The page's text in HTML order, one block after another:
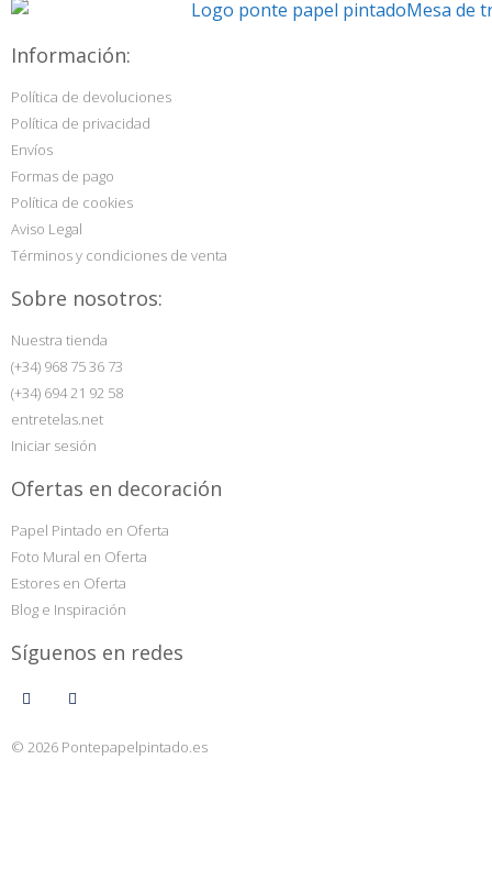
Información:
Política de devoluciones
Política de privacidad
Envíos
Formas de pago
Política de cookies
Aviso Legal
Términos y condiciones de venta
Sobre nosotros:
Nuestra tienda
(+34) 968 75 36 73
(+34) 694 21 92 58
entretelas.net
Iniciar sesión
Ofertas en decoración
Papel Pintado en Oferta
Foto Mural en Oferta
Estores en Oferta
Blog e Inspiración
Síguenos en redes
© 2026 Pontepapelpintado.es